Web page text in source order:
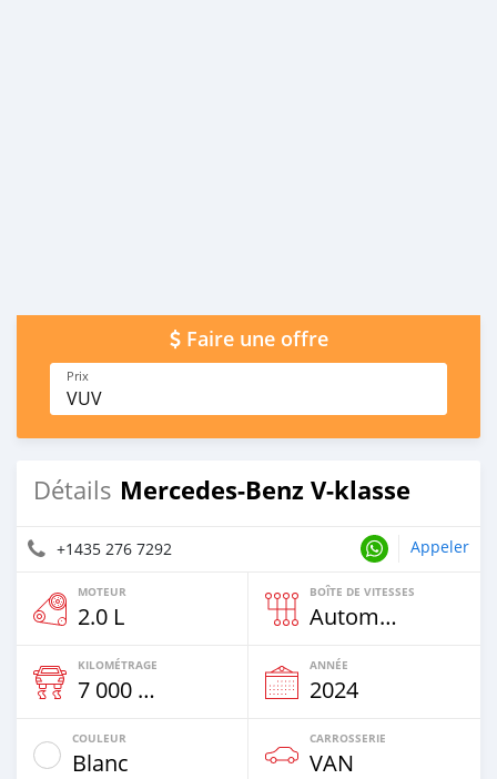
Faire une offre
Prix
VUV
Détails Mercedes-Benz V-klasse
+1435 276 7292 Appeler
MOTEUR
2.0 L
BOÎTE DE VITESSES
Automatique
KILOMÉTRAGE
7 000 Km
ANNÉE
2024
COULEUR
Blanc
CARROSSERIE
VAN